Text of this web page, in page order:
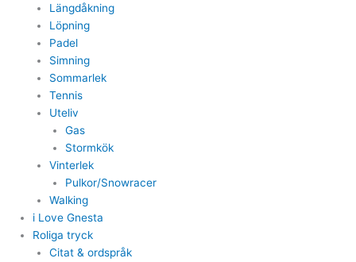
Längdåkning
Löpning
Padel
Simning
Sommarlek
Tennis
Uteliv
Gas
Stormkök
Vinterlek
Pulkor/Snowracer
Walking
i Love Gnesta
Roliga tryck
Citat & ordspråk